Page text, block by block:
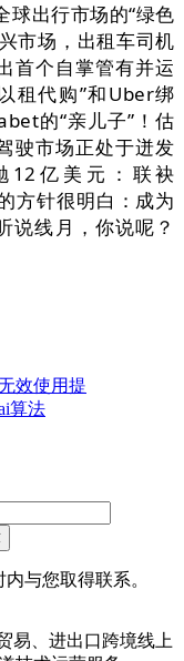
出行市场的“绿色
市场，出租车司机
首个自掌管有并运
租代购”和Uber绑
的“亲儿子”！估
驶市场正处于迸发
12亿美元：联袂
方针很明白：成为
说线月，你说呢？
效使用提
算法
与您取得联系。
易、进出口跨境线上